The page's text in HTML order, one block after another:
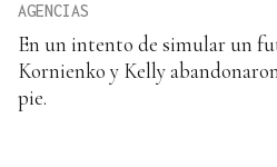
AGENCIAS
En un intento de simular un
Kornienko y Kelly
pie.